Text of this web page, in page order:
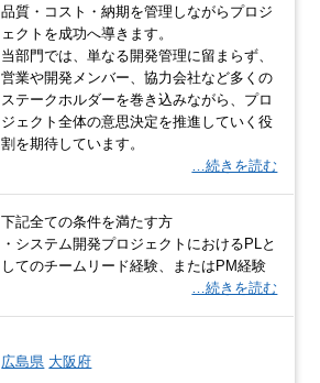
品質・コスト・納期を管理しながらプロジ
ェクトを成功へ導きます。
当部門では、単なる開発管理に留まらず、
営業や開発メンバー、協力会社など多くの
ステークホルダーを巻き込みながら、プロ
ジェクト全体の意思決定を推進していく役
割を期待しています。
…続きを読む
下記全ての条件を満たす方
・システム開発プロジェクトにおけるPLと
してのチームリード経験、またはPM経験
…続きを読む
広島県 大阪府